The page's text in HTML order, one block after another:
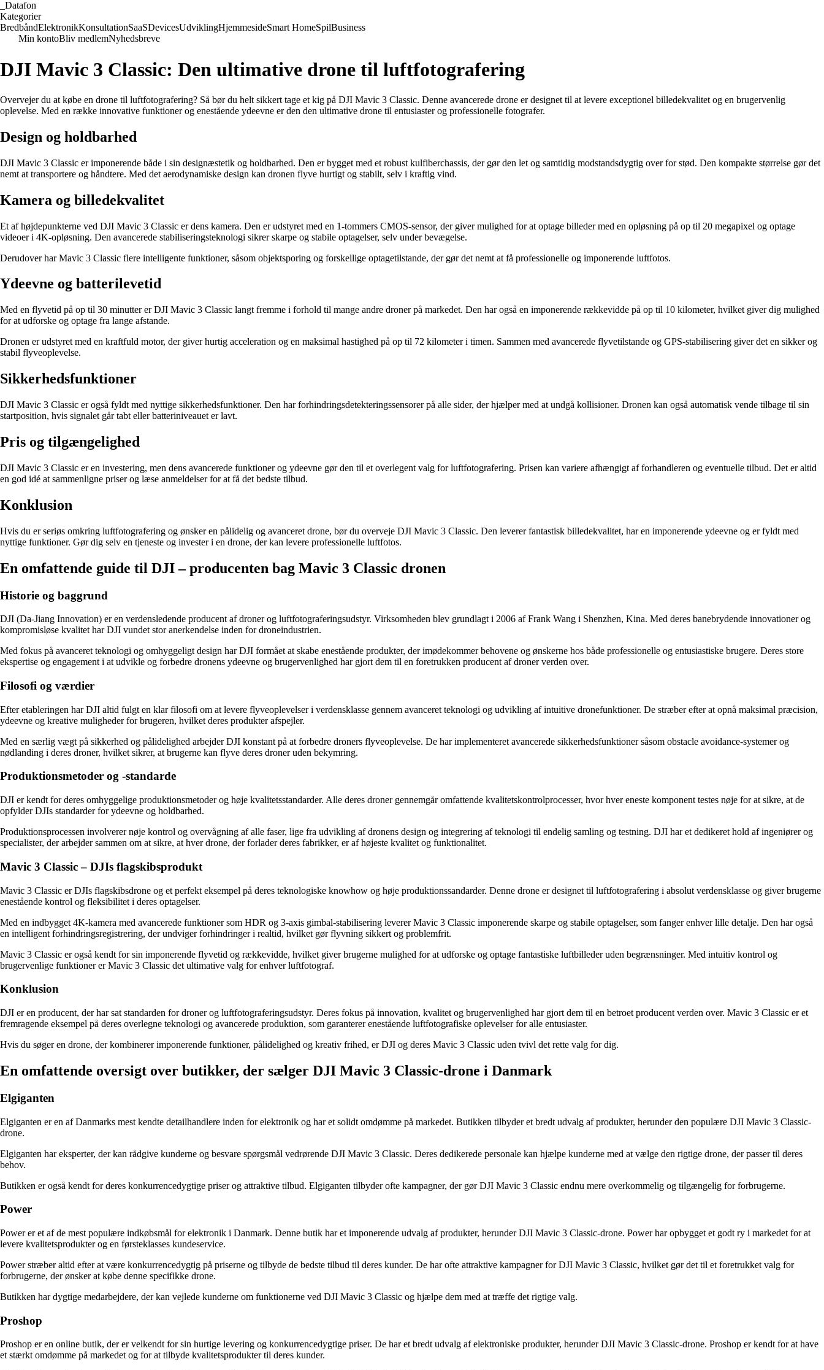
Datafon
Kategorier
BredbåndElektronikKonsultationSaaSDevicesUdviklingHjemmesideSmart HomeSpilBusiness
Min kontoBliv medlemNyhedsbreve
DJI Mavic 3 Classic: Den ultimative drone til luftfotografering
Overvejer du at købe en drone til luftfotografering? Så bør du helt sikkert tage et kig på DJI Mavic 3 Classic. Denne avancerede drone er designet til at levere exceptionel billedekvalitet og en brugervenlig
oplevelse. Med en række innovative funktioner og enestående ydeevne er den den ultimative drone til entusiaster og professionelle fotografer.
Design og holdbarhed
DJI Mavic 3 Classic er imponerende både i sin designæstetik og holdbarhed. Den er bygget med et robust kulfiberchassis, der gør den let og samtidig modstandsdygtig over for stød. Den kompakte størrelse gør det
nemt at transportere og håndtere. Med det aerodynamiske design kan dronen flyve hurtigt og stabilt, selv i kraftig vind.
Kamera og billedekvalitet
Et af højdepunkterne ved DJI Mavic 3 Classic er dens kamera. Den er udstyret med en 1-tommers CMOS-sensor, der giver mulighed for at optage billeder med en opløsning på op til 20 megapixel og optage
videoer i 4K-opløsning. Den avancerede stabiliseringsteknologi sikrer skarpe og stabile optagelser, selv under bevægelse.
Derudover har Mavic 3 Classic flere intelligente funktioner, såsom objektsporing og forskellige optagetilstande, der gør det nemt at få professionelle og imponerende luftfotos.
Ydeevne og batterilevetid
Med en flyvetid på op til 30 minutter er DJI Mavic 3 Classic langt fremme i forhold til mange andre droner på markedet. Den har også en imponerende rækkevidde på op til 10 kilometer, hvilket giver dig mulighed
for at udforske og optage fra lange afstande.
Dronen er udstyret med en kraftfuld motor, der giver hurtig acceleration og en maksimal hastighed på op til 72 kilometer i timen. Sammen med avancerede flyvetilstande og GPS-stabilisering giver det en sikker og
stabil flyveoplevelse.
Sikkerhedsfunktioner
DJI Mavic 3 Classic er også fyldt med nyttige sikkerhedsfunktioner. Den har forhindringsdetekteringssensorer på alle sider, der hjælper med at undgå kollisioner. Dronen kan også automatisk vende tilbage til sin
startposition, hvis signalet går tabt eller batteriniveauet er lavt.
Pris og tilgængelighed
DJI Mavic 3 Classic er en investering, men dens avancerede funktioner og ydeevne gør den til et overlegent valg for luftfotografering. Prisen kan variere afhængigt af forhandleren og eventuelle tilbud. Det er altid
en god idé at sammenligne priser og læse anmeldelser for at få det bedste tilbud.
Konklusion
Hvis du er seriøs omkring luftfotografering og ønsker en pålidelig og avanceret drone, bør du overveje DJI Mavic 3 Classic. Den leverer fantastisk billedekvalitet, har en imponerende ydeevne og er fyldt med
nyttige funktioner. Gør dig selv en tjeneste og invester i en drone, der kan levere professionelle luftfotos.
En omfattende guide til DJI – producenten bag Mavic 3 Classic dronen
Historie og baggrund
DJI (Da-Jiang Innovation) er en verdensledende producent af droner og luftfotograferingsudstyr. Virksomheden blev grundlagt i 2006 af Frank Wang i Shenzhen, Kina. Med deres banebrydende innovationer og
kompromisløse kvalitet har DJI vundet stor anerkendelse inden for droneindustrien.
Med fokus på avanceret teknologi og omhyggeligt design har DJI formået at skabe enestående produkter, der imødekommer behovene og ønskerne hos både professionelle og entusiastiske brugere. Deres store
ekspertise og engagement i at udvikle og forbedre dronens ydeevne og brugervenlighed har gjort dem til en foretrukken producent af droner verden over.
Filosofi og værdier
Efter etableringen har DJI altid fulgt en klar filosofi om at levere flyveoplevelser i verdensklasse gennem avanceret teknologi og udvikling af intuitive dronefunktioner. De stræber efter at opnå maksimal præcision,
ydeevne og kreative muligheder for brugeren, hvilket deres produkter afspejler.
Med en særlig vægt på sikkerhed og pålidelighed arbejder DJI konstant på at forbedre droners flyveoplevelse. De har implementeret avancerede sikkerhedsfunktioner såsom obstacle avoidance-systemer og
nødlanding i deres droner, hvilket sikrer, at brugerne kan flyve deres droner uden bekymring.
Produktionsmetoder og -standarde
DJI er kendt for deres omhyggelige produktionsmetoder og høje kvalitetsstandarder. Alle deres droner gennemgår omfattende kvalitetskontrolprocesser, hvor hver eneste komponent testes nøje for at sikre, at de
opfylder DJIs standarder for ydeevne og holdbarhed.
Produktionsprocessen involverer nøje kontrol og overvågning af alle faser, lige fra udvikling af dronens design og integrering af teknologi til endelig samling og testning. DJI har et dedikeret hold af ingeniører og
specialister, der arbejder sammen om at sikre, at hver drone, der forlader deres fabrikker, er af højeste kvalitet og funktionalitet.
Mavic 3 Classic – DJIs flagskibsprodukt
Mavic 3 Classic er DJIs flagskibsdrone og et perfekt eksempel på deres teknologiske knowhow og høje produktionssandarder. Denne drone er designet til luftfotografering i absolut verdensklasse og giver brugerne
enestående kontrol og fleksibilitet i deres optagelser.
Med en indbygget 4K-kamera med avancerede funktioner som HDR og 3-axis gimbal-stabilisering leverer Mavic 3 Classic imponerende skarpe og stabile optagelser, som fanger enhver lille detalje. Den har også
en intelligent forhindringsregistrering, der undviger forhindringer i realtid, hvilket gør flyvning sikkert og problemfrit.
Mavic 3 Classic er også kendt for sin imponerende flyvetid og rækkevidde, hvilket giver brugerne mulighed for at udforske og optage fantastiske luftbilleder uden begrænsninger. Med intuitiv kontrol og
brugervenlige funktioner er Mavic 3 Classic det ultimative valg for enhver luftfotograf.
Konklusion
DJI er en producent, der har sat standarden for droner og luftfotograferingsudstyr. Deres fokus på innovation, kvalitet og brugervenlighed har gjort dem til en betroet producent verden over. Mavic 3 Classic er et
fremragende eksempel på deres overlegne teknologi og avancerede produktion, som garanterer enestående luftfotografiske oplevelser for alle entusiaster.
Hvis du søger en drone, der kombinerer imponerende funktioner, pålidelighed og kreativ frihed, er DJI og deres Mavic 3 Classic uden tvivl det rette valg for dig.
En omfattende oversigt over butikker, der sælger DJI Mavic 3 Classic-drone i Danmark
Elgiganten
Elgiganten er en af Danmarks mest kendte detailhandlere inden for elektronik og har et solidt omdømme på markedet. Butikken tilbyder et bredt udvalg af produkter, herunder den populære DJI Mavic 3 Classic-
drone.
Elgiganten har eksperter, der kan rådgive kunderne og besvare spørgsmål vedrørende DJI Mavic 3 Classic. Deres dedikerede personale kan hjælpe kunderne med at vælge den rigtige drone, der passer til deres
behov.
Butikken er også kendt for deres konkurrencedygtige priser og attraktive tilbud. Elgiganten tilbyder ofte kampagner, der gør DJI Mavic 3 Classic endnu mere overkommelig og tilgængelig for forbrugerne.
Power
Power er et af de mest populære indkøbsmål for elektronik i Danmark. Denne butik har et imponerende udvalg af produkter, herunder DJI Mavic 3 Classic-drone. Power har opbygget et godt ry i markedet for at
levere kvalitetsprodukter og en førsteklasses kundeservice.
Power stræber altid efter at være konkurrencedygtig på priserne og tilbyde de bedste tilbud til deres kunder. De har ofte attraktive kampagner for DJI Mavic 3 Classic, hvilket gør det til et foretrukket valg for
forbrugerne, der ønsker at købe denne specifikke drone.
Butikken har dygtige medarbejdere, der kan vejlede kunderne om funktionerne ved DJI Mavic 3 Classic og hjælpe dem med at træffe det rigtige valg.
Proshop
Proshop er en online butik, der er velkendt for sin hurtige levering og konkurrencedygtige priser. De har et bredt udvalg af elektroniske produkter, herunder DJI Mavic 3 Classic-drone. Proshop er kendt for at have
et stærkt omdømme på markedet og for at tilbyde kvalitetsprodukter til deres kunder.